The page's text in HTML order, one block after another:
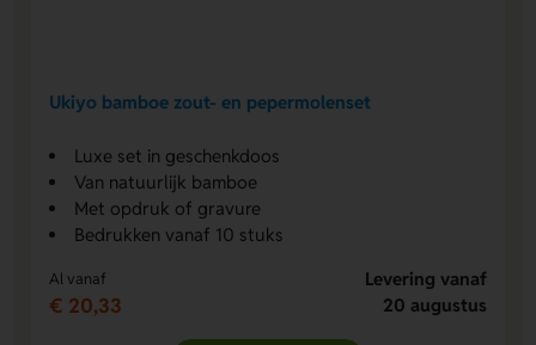
Ukiyo bamboe zout- en pepermolenset
Luxe set in geschenkdoos
Van natuurlijk bamboe
Met opdruk of gravure
Bedrukken vanaf 10 stuks
Al vanaf
€ 20,33
Levering vanaf
20 augustus